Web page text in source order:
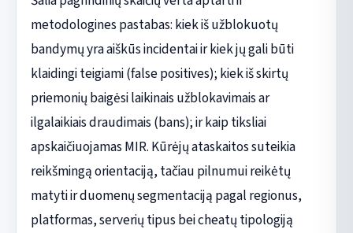
metodologines pastabas: kiek iš užblokuotų
bandymų yra aiškūs incidentai ir kiek jų gali būti
klaidingi teigiami (false positives); kiek iš skirtų
priemonių baigėsi laikinais užblokavimais ar
ilgalaikiais draudimais (bans); ir kaip tiksliai
apskaičiuojamas MIR. Kūrėjų ataskaitos suteikia
reikšmingą orientaciją, tačiau pilnumui reikėtų
matyti ir duomenų segmentaciją pagal regionus,
platformas, serverių tipus bei cheatų tipologiją